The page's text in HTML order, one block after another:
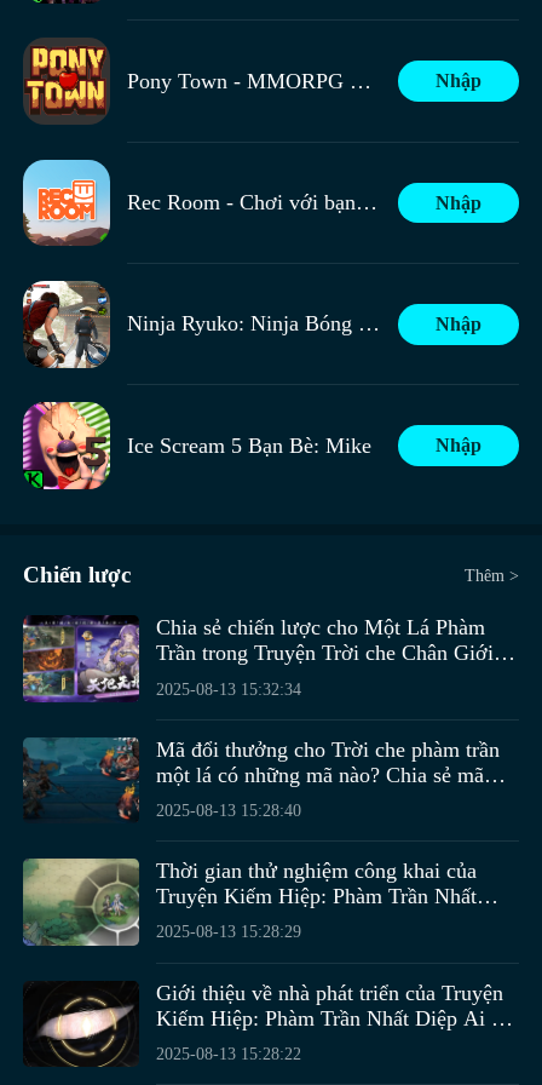
Đó là nội dung giới thiệu về các anh hùng trong Kingdom
Rush Vengeance,
Hiểu rõ đặc điểm và cách mở khóa của
các anh hùng có thể giúp người chơi lựa chọn và sử dụng
anh hùng hiệu quả hơn trong trò chơi, kết hợp ưu điểm kỹ
phòng thủ hiệu quả hơn, đạt được thành tích tốt hơn trên
chiến trường của Kingdom Rush Vengeance.
khăn hơn, đang chờ đợi mọi người, trò chơi sẽ có hình
thái nhân vật mới, và còn nhiều hoạt động khác có thể
trải nghiệm, trong giai đoạn thử nghiệm cũng đang không
ngừng sáng tạo và tối ưu hóa, để tạo ra trải nghiệm hoàn
hảo nhất cho người chơi.
Thời gian thử nghiệm lần hai của Mã hiệu Bụm bụm vẫn
chưa được công bố, nhưng về cách thiết lập trò chơi, đã
được chia sẻ ở trên. Nếu bạn đã chán các trò chơi otome
truyền thống, bạn có thể tham gia vào trò chơi này để trở
Tất cả các nhân vật nam sẽ trở thành nhân vật phụ, chờ
đợi người chơi lựa chọn. Ngoài ra, trò chơi còn kết hợp
nhiều thiết lập chiến đấu, đòi hỏi người chơi phải liên tục
Nhân vật được khuyến nghị cho dấu ấn là Phu Shu, vai
trò của cô ấy là hỗ trợ, kỹ năng nhỏ của cô ấy có thể cung
cấp nhiều loại buff, bao gồm hồi mana, hồi máu và khiên,
điều này đủ để giúp người chơi có khả năng sống sót
mạnh mẽ hơn, và tỷ lệ lỗi cũng giảm đáng kể.至于其他印
记角色都比较一般，因为印记加持下，角色的普遍输出
Còn lại các nhân vật dấu ấn đều khá bình thường, vì dưới
sự hỗ trợ của dấu ấn, khả năng gây sát thương của các
nhân vật thường không cao. Người chơi có thể tự mình
thực hiện việc gây sát thương, dấu ấn chủ yếu dùng để hỗ
trợ tốt hơn.
Hiện tại, đây là tất cả thông tin mà tôi cung cấp về cách
Trò chơi xây dựng kho anh hùng đồ sộ, mỗi anh hùng sở
hữu kỹ năng và thuộc tính độc đáo, có anh hùng chuyên
về sát thương diện rộng, có thể gây ra lượng sát thương
lớn cho nhóm địch trong giao tranh, có anh hùng chuyên
của kẻ địch, tạo môi trường sản xuất cho phe ta, binh
chủng từ cận chiến đến xạ thủ tầm xa, từ hỗ trợ phép
thuật đến công nhân cơ khí, mỗi binh chủng có nhiệm vụ
chiến đấu, phát huy hiệu suất chiến đấu tối đa.
Trong chiến đấu, người chơi có thể sử dụng nhiều kỹ
năng phép thuật khác nhau, mang lại sự thay đổi không
lượng sát thương lớn cho khu vực rộng lớn của kẻ địch,
dọn sạch quân địch dày đặc, cũng có phép thuật hỗ trợ,
có thể cung cấp khiên bảo vệ, tăng tốc độ di chuyển cho
Cách chơi của Hero Attack rất chiến lược, người chơi cần
xây dựng chiến thuật dựa trên đội hình của mình để hoàn
toàn phá hủy thành trì của đối phương. Mức độ chơi khá
cao, tuy nhiên trò chơi vẫn đang trong giai đoạn thử
nghiệm, thời gian thử nghiệm công khai có thể vào
khoảng tháng 9 năm 2025, khi đó bạn có thể bắt đầu xây
dựng quân đoàn của mình.
chế độ bình thường, loại binh lính của đối phương là cố
quan hệ khắc chế giữa các binh chủng để lên kế hoạch
chiến thuật, như vậy bạn có thể đạt được kết quả tốt hơn
để nhận phần thưởng. Đồng thời, trong trò chơi, bạn cũng
có thể xây dựng tháp phòng thủ để cung cấp thêm sức
mạnh tấn công, chỉ cần hoàn toàn phá hủy căn cứ của đối
phương là có thể giành chiến thắng.
Các binh chủng trong trò chơi cần được nâng cấp, nếu
không, ở giai đoạn sau gặp quái vật cấp cao, do sự chênh
lệch về cấp độ quá lớn, chúng sẽ bị tiêu diệt ngay lập tức,
như vậy dù tháp phòng thủ của bên ta có máu dày đến
mấy cũng sẽ bị phá hủy. Vì vậy, hãy cố gắng nâng cấp
các đơn vị anh hùng thường xuyên sử dụng, như vậy khi
chiến đấu, bạn có thể chiếm ưu thế từ đầu, và có thể triệu
hồi các đơn vị chiến đấu cấp cao sau này để hoàn thành
cuộc phản công.
Pony Town - MMORPG Xã Hội Nhập
Rec Room - Chơi với bạn bè! Nhập
Ninja Ryuko: Ninja Bóng Tối Nhập
Ice Scream 5 Bạn Bè: Mike Nhập
Chiến lược Thêm >
Chia sẻ chiến lược cho Một Lá Phàm
Trần trong Truyện Trời che Chân Giới
Hướng dẫn chơi cho người mới bắt đầu
2025-08-13 15:32:34
Mã đổi thưởng cho Trời che phàm trần
một lá có những mã nào? Chia sẻ mã
quà tặng game di động Trời che phàm
2025-08-13 15:28:40
Thời gian thử nghiệm công khai của
Truyện Kiếm Hiệp: Phàm Trần Nhất
Diệp Giới thiệu thời gian thử nghiệm
2025-08-13 15:28:29
Giới thiệu về nhà phát triển của Truyện
Kiếm Hiệp: Phàm Trần Nhất Diệp Ai là
nhà phát triển của Truyện Kiếm Hiệp:
2025-08-13 15:28:22